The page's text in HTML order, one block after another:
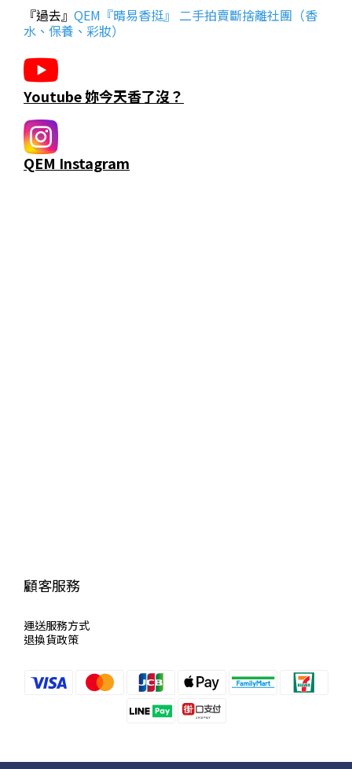
『過去』 QEM『晴易香挺』 二手拍賣斷捨離社團（香
水、保養、彩妝）
Youtube 妳今天香了沒？
QEM Instagram
顧客服務
運送服務方式
退換貨政策